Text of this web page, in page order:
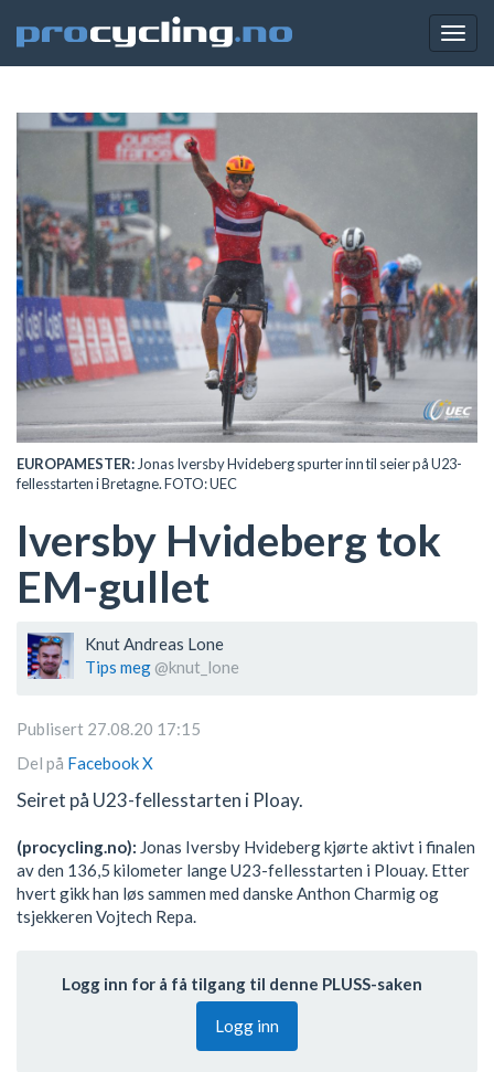
EUROPAMESTER: Jonas Iversby Hvideberg spurter inn til seier på U23-
fellesstarten i Bretagne. FOTO: UEC
Iversby Hvideberg tok
EM-gullet
Knut Andreas Lone
Tips meg @knut_lone
Publisert 27.08.20 17:15
Del på FacebookX
Seiret på U23-fellesstarten i Ploay.
(procycling.no): Jonas Iversby Hvideberg kjørte aktivt i finalen
av den 136,5 kilometer lange U23-fellesstarten i Plouay. Etter
hvert gikk han løs sammen med danske Anthon Charmig og
tsjekkeren Vojtech Repa.
Logg inn for å få tilgang til denne PLUSS-saken
Logg inn